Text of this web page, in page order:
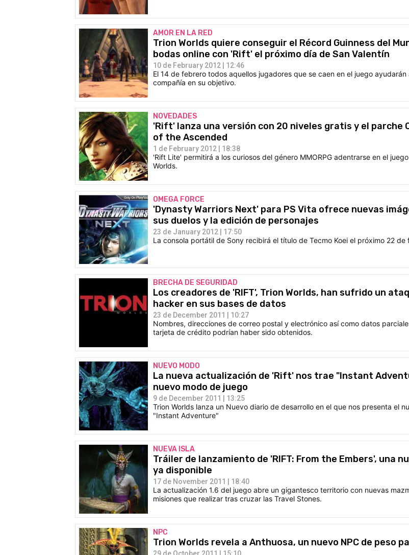
AMOR EN LA RED
Trion Worlds quiere conseguir el Récord Guinness del
bodas online con 'Rift' el próximo día de San Valentín
10 de February 2012 | 12:46
El 14 de febrero todos aquellos jugadores que se caen en el juego ayudarán
compañía en su objetivo.
NOVEDADES
'Rift' lanza una versión con 20 niveles gratis y el parche
of the Ascended
1 de February 2012 | 18:38
'Rift Lite' permitirá a los curiosos del género MMORPG adentrarse en el
Worlds.
OMEGA FORCE
'Dynasty Warriors Next' para PS Vita ofrece nuevas
sus duelos y la edición de personajes
23 de January 2012 | 17:50
La consola portátil de Sony recibirá el título de Tecmo Koei el próximo 22 de
BRECHA DE SEGURIDAD
Los creadores de 'RIFT', Trion Worlds, han sufrido un
hacker en sus bases de datos
23 de December 2011 | 10:27
Nombres, direcciones de correo postal y electrónico así como datos
tarjeta de crédito podrían haber sido obtenidos.
NUEVO MODO
La nueva actualización de 'Rift' nos trae "Instant
nuevo modo de juego
9 de December 2011 | 13:25
Trion Worlds lanza un Nuevo diario de desarrollo en el que nos presenta el
"Instant Adventure"
NUEVA ISLA
Tráiler de lanzamiento de 'RIFT: From the Embers', una
ya disponible
17 de November 2011 | 18:40
La actualización 1.6 del juego abre un gigantesco territorio con nuevas
misiones que realizar tras cruzar las Travel Stones.
NPC
Trion Worlds revela a Anthuosa, un nuevo NPC de peso
29 de October 2011 | 15:10